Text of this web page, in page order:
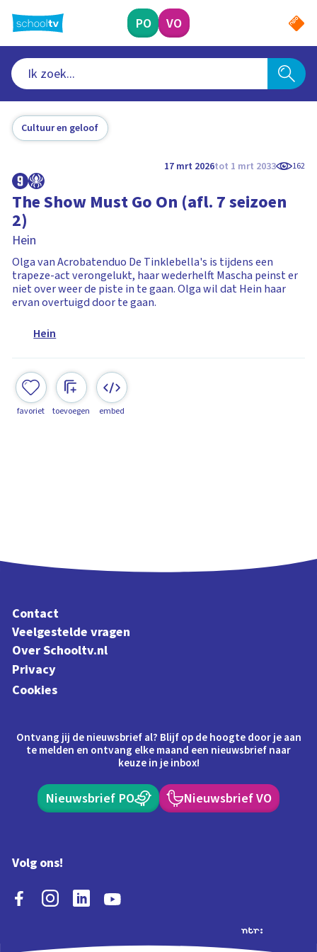
naar
hoofdinhoud
PO VO
Cultuur en geloof
17 mrt 2026tot 1 mrt 2033 162
The Show Must Go On (afl. 7 seizoen
2)
Hein
Olga van Acrobatenduo De Tinklebella's is tijdens een
trapeze-act verongelukt, haar wederhelft Mascha peinst er
niet over weer de piste in te gaan. Olga wil dat Hein haar
ervan overtuigd door te gaan.
Hein
favoriet toevoegen embed
Contact
Veelgestelde vragen
Over Schooltv.nl
Privacy
Cookies
Ontvang jij de nieuwsbrief al? Blijf op de hoogte door je aan
te melden en ontvang elke maand een nieuwsbrief naar
keuze in je inbox!
Nieuwsbrief PO Nieuwsbrief VO
Volg ons!